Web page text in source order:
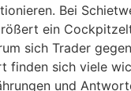
Bei
ein
sich Trader
finden sich viele
und